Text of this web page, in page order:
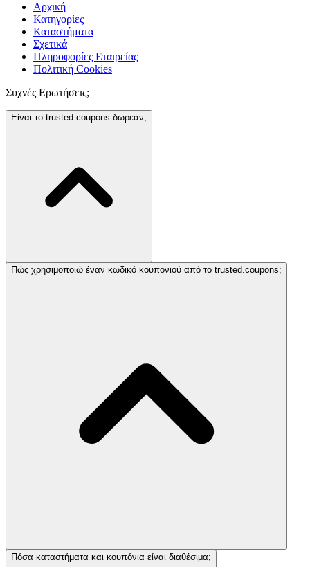
Αρχική
Κατηγορίες
Καταστήματα
Σχετικά
Πληροφορίες Εταιρείας
Πολιτική Cookies
Συχνές Ερωτήσεις;
Είναι το trusted.coupons δωρεάν;
Πώς χρησιμοποιώ έναν κωδικό κουπονιού από το trusted.coupons;
Πόσα καταστήματα και κουπόνια είναι διαθέσιμα;